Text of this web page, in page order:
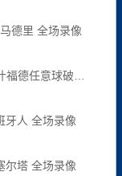
德里 全场录像
牙人 全场录像
尔塔 全场录像